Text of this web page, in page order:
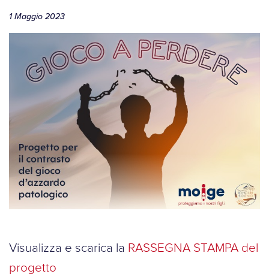
1 Maggio 2023
Visualizza e scarica la RASSEGNA STAMPA del
progetto